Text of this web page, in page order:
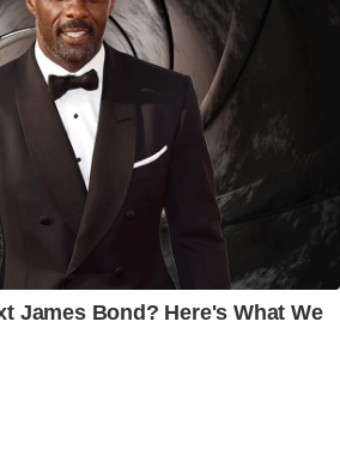
James Bond? Here's What We